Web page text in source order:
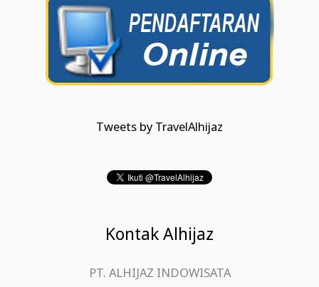
Tweets by TravelAlhijaz
Kontak Alhijaz
PT. ALHIJAZ INDOWISATA